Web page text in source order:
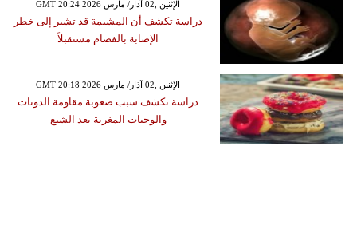
GMT 20:24 2026 الإثنين ,02 آذار/ مارس
دراسة تكشف أن المشيمة قد تشير إلى خطر
الإصابة بالفصام مستقبلاً
GMT 20:18 2026 الإثنين ,02 آذار/ مارس
دراسة تكشف سبب صعوبة مقاومة الدونات
والوجبات المغرية بعد الشبع